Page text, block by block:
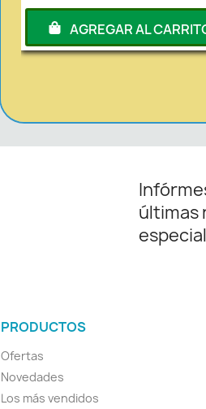
AGREGAR AL
últimas
PRODUCTOS
Ofertas
Novedades
Los más vendidos